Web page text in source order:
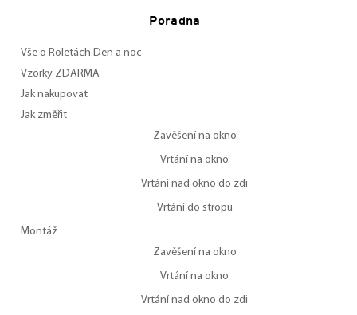
Poradna
Vše o Roletách Den a noc
Vzorky ZDARMA
Jak nakupovat
Jak změřit
Zavěšení na okno
Vrtání na okno
Vrtání nad okno do zdi
Vrtání do stropu
Montáž
Zavěšení na okno
Vrtání na okno
Vrtání nad okno do zdi